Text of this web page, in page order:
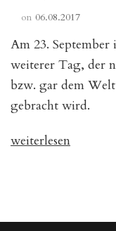
on 06.08.2017
Am 23. September
weiterer Tag, der
bzw. gar dem
gebracht wird.
„Was
September
weiterlesen